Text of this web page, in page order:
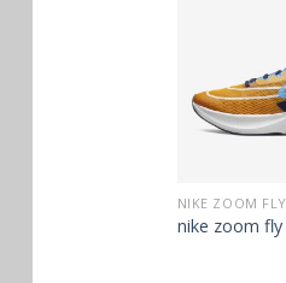
NIKE ZOOM FLY
nike zoom fly